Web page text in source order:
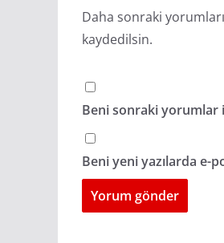
Daha sonraki
kaydedilsin.
Beni sonraki yorumlar
Beni yeni yazılarda e-